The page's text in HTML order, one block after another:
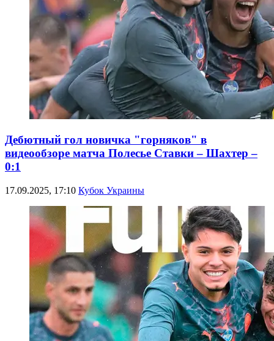
Дебютный гол новичка "горняков" в
видеообзоре матча Полесье Ставки – Шахтер –
0:1
17.09.2025, 17:10 Кубок Украины